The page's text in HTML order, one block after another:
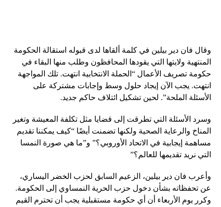
وقال فان دير بيلين في كلمة ألقاها لدى قبوله استقالة الحكومة
المنتهية ولايتها التي يقودها المحافظون وطلب منها البقاء في
حكومة تصريف الأعمال “الحملة الانتخابية انتهت. تلك المواجهة
انتهت. يجب الآن إيجاد حلول وسط وإجابات مشتركة على
الأسئلة الملحة”. لحين تشكيل ائتلاف حاكم جديد.
وسرد الأسئلة التي تطرقت إلى قضايا مثل تكلفة المعيشة وتغير
المناخ والرعاية الصحية ولكنها تضمنت أيضًا “كيف يمكننا تقديم
مساهمة إيجابية في الاتحاد الأوروبي؟” و”ما هي صورة النمسا
التي نريد تقديمها للعالم؟”
وأعرب فان دير بيلين، الزعيم السابق لحزب الخضر اليساري،
عن تحفظاته بشأن دخول حزب الحرية النمساوي إلى الحكومة.
وكرر يوم الأربعاء أن أي حكومة مستقبلية يجب أن تحترم القيم